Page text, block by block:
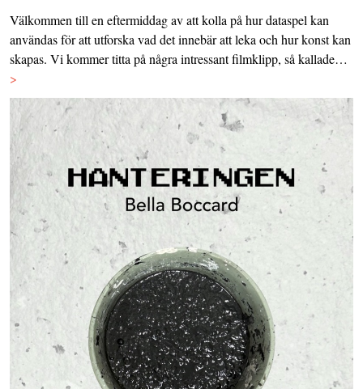
Välkommen till en eftermiddag av att kolla på hur dataspel kan
användas för att utforska vad det innebär att leka och hur konst kan
skapas. Vi kommer titta på några intressant filmklipp, så kallade…
>